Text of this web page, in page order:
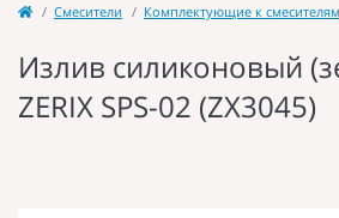
Cмесители Комплектующие к смесителям
Излив силиконовый
ZERIX SPS-02 (ZX3045)